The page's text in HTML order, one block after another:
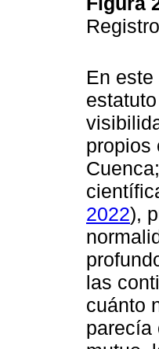
En
propios
2022),
las
cuánto
parecía